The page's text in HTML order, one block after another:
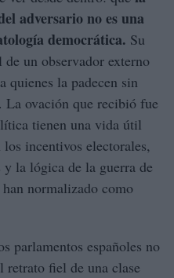
adversario no es una
democrática. Su
un observador externo
quienes la padecen sin
ovación que recibió fue
tienen una vida útil
incentivos electorales,
la lógica de la guerra de
normalizado como
parlamentos españoles no
retrato fiel de una clase